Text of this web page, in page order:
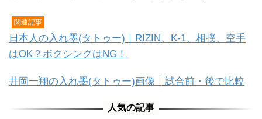
関連記事
日本人の入れ墨(タトゥー)｜RIZIN、K-1、相撲、空手
はOK？ボクシングはNG！
井岡一翔の入れ墨(タトゥー)画像｜試合前・後で比較